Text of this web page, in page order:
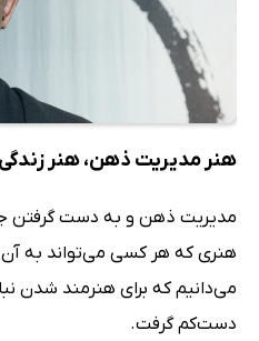
هنر مدیریت ذهن، هنر زندگی
مدیریت ذهن و به دست گرفتن
هنری که هر کسی می‌تواند به آن
می‌دانیم که برای هنرمند شدن
دست‌کم گرفت.